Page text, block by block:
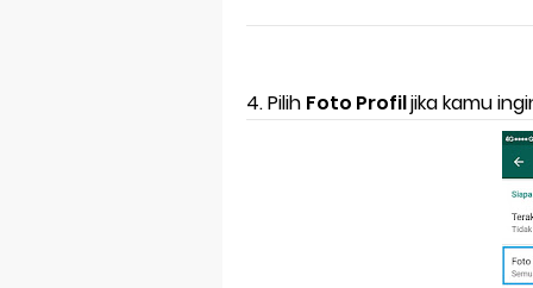
4. Pilih Foto Profiljika kamu